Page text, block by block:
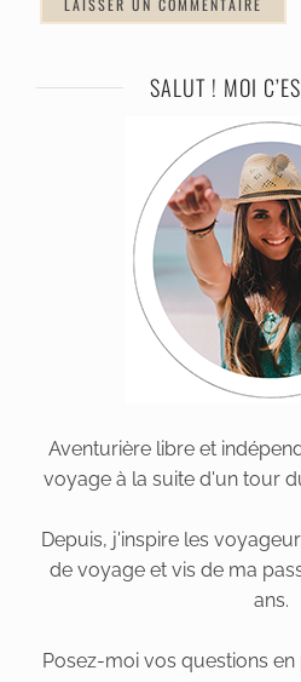
SALUT ! MOI
Aventurière libre et
voyage à la suite d'un tour
Depuis, j'inspire les
de voyage et vis de ma
ans.
Posez-moi vos questions